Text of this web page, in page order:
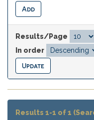
Results/Page
In order
Results 1-1 of 1